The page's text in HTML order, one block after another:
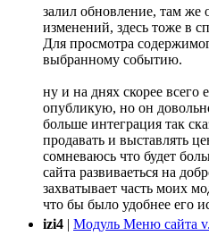
залил обновление, там же
изменений, здесь тоже в
Для просмотра
выбранному событию.
ну и на днях скорее всего
опубликую, но он
больше интеграция так
продавать и выставлять
сомневаюсь что будет
сайта развиваеться на
захватывает часть моих
что бы было удобнее его
izi4 | Модуль Меню сайта